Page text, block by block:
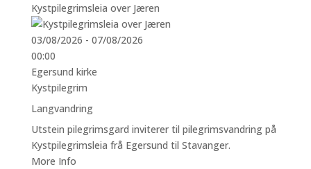
Kystpilegrimsleia over Jæren
03/08/2026 - 07/08/2026
00:00
Egersund kirke
Kystpilegrim
Langvandring
Utstein pilegrimsgard inviterer til pilegrimsvandring på
Kystpilegrimsleia frå Egersund til Stavanger.
More Info